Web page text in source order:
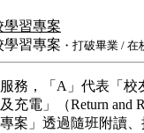
學習專案
學習專案 ・打破畢業 / 在
務，「A」代表「校
充電」（Return and
案」透過隨班附讀